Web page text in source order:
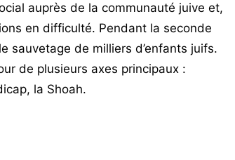
auprès de la communauté juive et,
en difficulté. Pendant la seconde
sauvetage de milliers d’enfants juifs.
de plusieurs axes principaux :
la Shoah.